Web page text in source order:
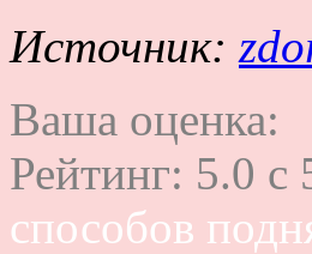
Источник:
Ваша оценка:
Рейтинг: 5.0 c
способов